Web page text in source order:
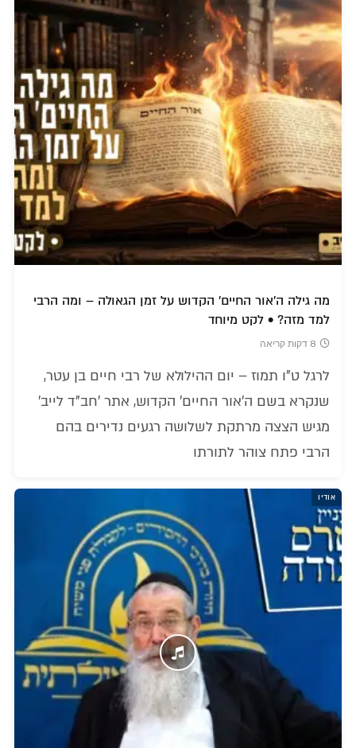
מה גילה ה'אור החיים' הקדוש על זמן הגאולה – ומה הרבי
למד מזה? • לקט מיוחד
8 דקות קריאה
לרגל ט"ו תמוז – יום ההילולא של רבי חיים בן עטר,
שנקרא בשם ה'אור החיים' הקדוש, אתר 'חב"ד לייב'
מגיש הצצה מרתקת לשלושה רגעים נדירים בהם
הרבי פתח צוהר לתורתו
אודיו